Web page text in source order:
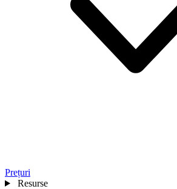
Prețuri
Resurse